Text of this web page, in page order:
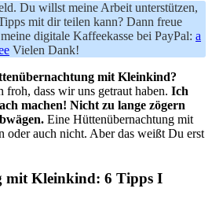
Du willst meine Arbeit unterstützen,
mit dir teilen kann? Dann freue
digitale Kaffeekasse bei PayPal: a
Vielen Dank!
mit Kleinkind?
froh, dass wir uns getraut haben. Ich
machen! Nicht zu lange zögern
Eine Hüttenübernachtung mit
oder auch nicht. Aber das weißt Du erst
mit Kleinkind: 6 Tipps I